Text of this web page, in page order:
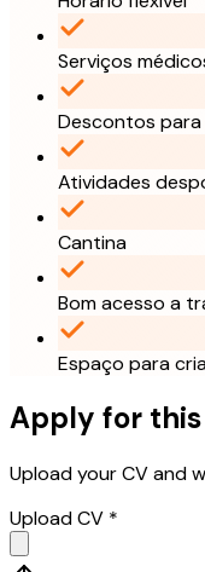
Serviços
Descontos
Atividades
Cantina
Bom acesso a
Espaço para
Apply for this
Upload your CV and
Upload CV *